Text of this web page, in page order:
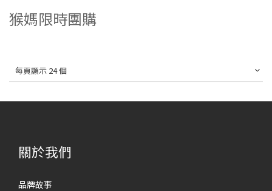
猴媽限時團購
每頁顯示 24 個
關於我們
品牌故事